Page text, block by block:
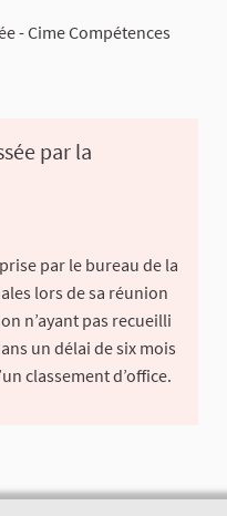
- Cime Compétences
par la
par le bureau de la
lors de sa réunion
n’ayant pas recueilli
un délai de six mois
classement d’office.